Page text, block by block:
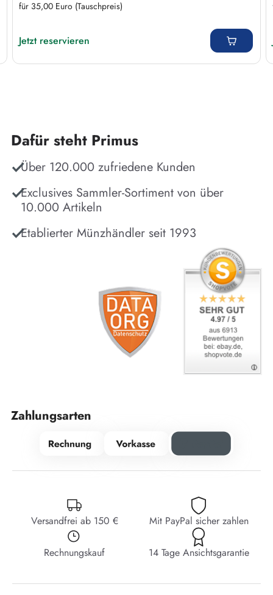
für 35,00 Euro (Tauschpreis)
Jetzt reservieren
Dafür steht Primus
Über 120.000 zufriedene Kunden
Exclusives Sammler-Sortiment von über
10.000 Artikeln
Etablierter Münzhändler seit 1993
Zahlungsarten
Versandfrei ab 150 € Mit PayPal sicher zahlen
Rechnungskauf 14 Tage Ansichtsgarantie